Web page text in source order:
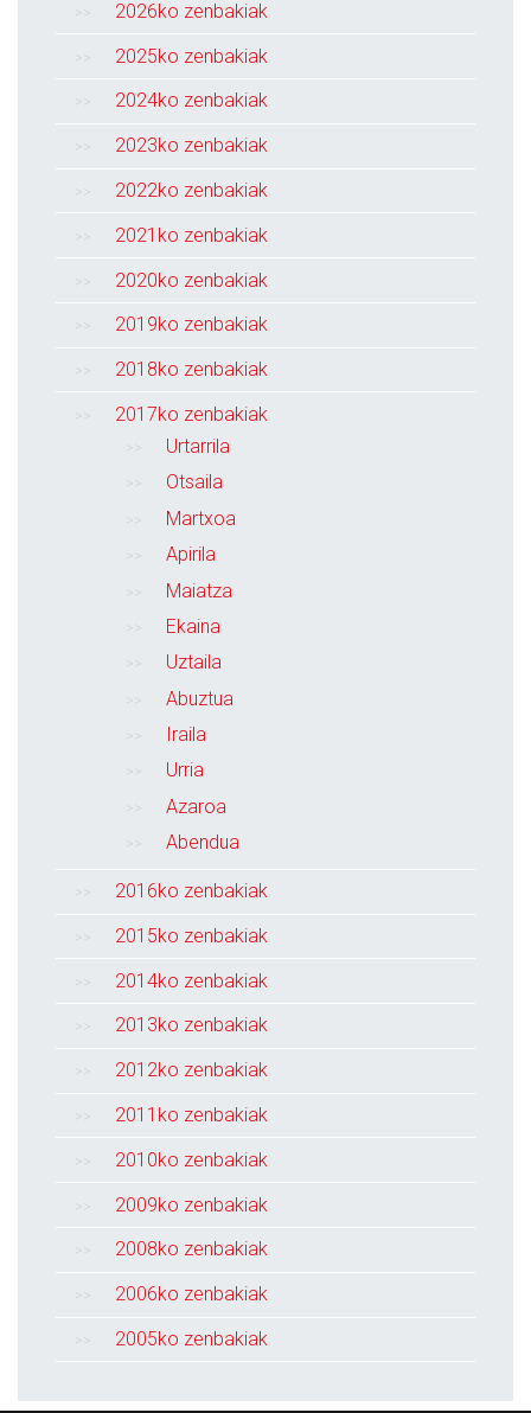
2026ko zenbakiak
2025ko zenbakiak
2024ko zenbakiak
2023ko zenbakiak
2022ko zenbakiak
2021ko zenbakiak
2020ko zenbakiak
2019ko zenbakiak
2018ko zenbakiak
2017ko zenbakiak
Urtarrila
Otsaila
Martxoa
Apirila
Maiatza
Ekaina
Uztaila
Abuztua
Iraila
Urria
Azaroa
Abendua
2016ko zenbakiak
2015ko zenbakiak
2014ko zenbakiak
2013ko zenbakiak
2012ko zenbakiak
2011ko zenbakiak
2010ko zenbakiak
2009ko zenbakiak
2008ko zenbakiak
2006ko zenbakiak
2005ko zenbakiak